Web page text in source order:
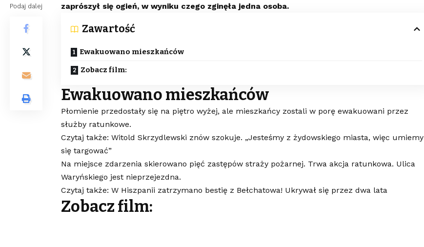
Podaj dalej
zaprószył się ogień, w wyniku czego zginęła jedna osoba.
Zawartość
Ewakuowano mieszkańców
Zobacz film:
Ewakuowano mieszkańców
Płomienie przedostały się na piętro wyżej, ale mieszkańcy zostali w porę ewakuowani przez
służby ratunkowe.
Czytaj także: Witold Skrzydlewski znów szokuje. „Jesteśmy z żydowskiego miasta, więc umiemy
się targować”
Na miejsce zdarzenia skierowano pięć zastępów straży pożarnej. Trwa akcja ratunkowa. Ulica
Waryńskiego jest nieprzejezdna.
Czytaj także: W Hiszpanii zatrzymano bestię z Bełchatowa! Ukrywał się przez dwa lata
Zobacz film: